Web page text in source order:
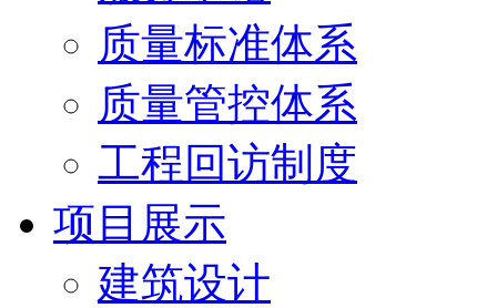
质量标准体系
质量管控体系
工程回访制度
项目展示
建筑设计